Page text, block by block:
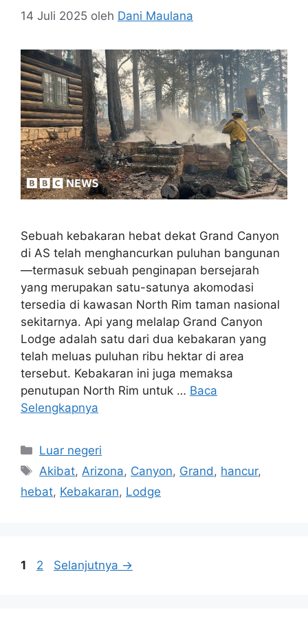
14 Juli 2025 oleh Dani Maulana
Sebuah kebakaran hebat dekat Grand Canyon
di AS telah menghancurkan puluhan bangunan
—termasuk sebuah penginapan bersejarah
yang merupakan satu-satunya akomodasi
tersedia di kawasan North Rim taman nasional
sekitarnya. Api yang melalap Grand Canyon
Lodge adalah satu dari dua kebakaran yang
telah meluas puluhan ribu hektar di area
tersebut. Kebakaran ini juga memaksa
penutupan North Rim untuk … Baca
Selengkapnya
Kategori
Luar negeri
Tag
Akibat, Arizona, Canyon, Grand , hancur,
hebat, Kebakaran, Lodge
Halaman
1 Halaman
2 Selanjutnya →